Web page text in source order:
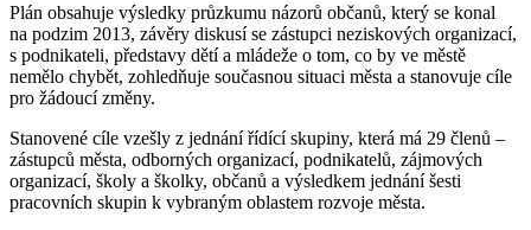
Plán obsahuje výsledky průzkumu názorů občanů, který se konal
na podzim 2013, závěry diskusí se zástupci neziskových organizací,
s podnikateli, představy dětí a mládeže o tom, co by ve městě
nemělo chybět, zohledňuje současnou situaci města a stanovuje cíle
pro žádoucí změny.
Stanovené cíle vzešly z jednání řídící skupiny, která má 29 členů –
zástupců města, odborných organizací, podnikatelů, zájmových
organizací, školy a školky, občanů a výsledkem jednání šesti
pracovních skupin k vybraným oblastem rozvoje města.